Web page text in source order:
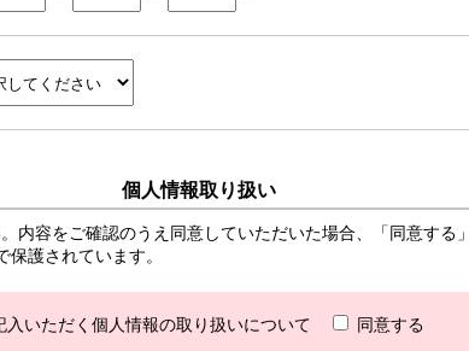
個人情報取り扱い
内容をご確認のうえ同意していただいた場合、「同意す
護されています。
入いただく個人情報の取り扱いについて 同意する